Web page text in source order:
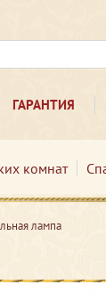
ГАРАНТИЯ
комнат
лампа